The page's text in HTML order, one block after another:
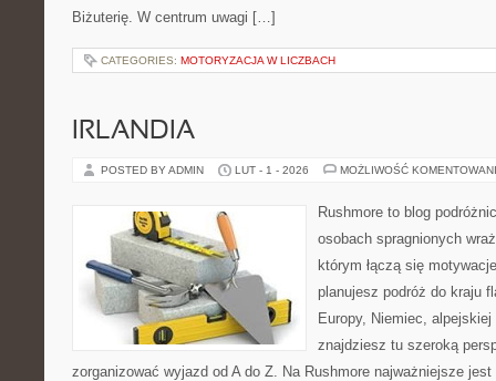
Biżuterię. W centrum uwagi […]
CATEGORIES: MOTORYZACJA W LICZBACH
IRLANDIA
POSTED BY ADMIN LUT - 1 - 2026 MOŻLIWOŚĆ
Rushmore to blog
osobach spragnionych
którym łączą się
planujesz podróż do kraju
Europy, Niemiec,
znajdziesz tu szeroką
zorganizować wyjazd od A do Z. Na Rushmore najważniejsze